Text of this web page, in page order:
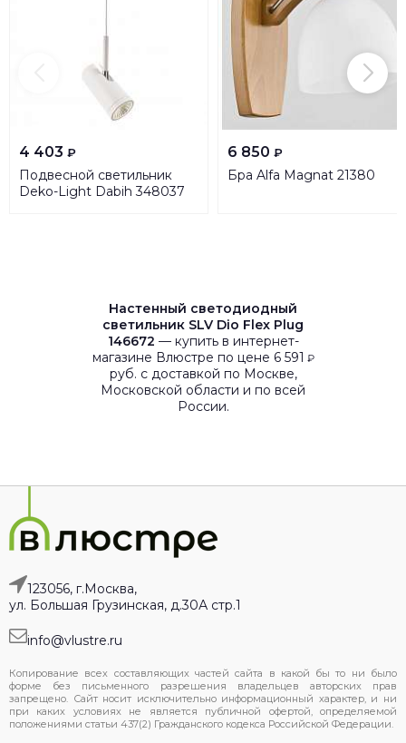
4 403 ₽
Подвесной светильник
Deko-Light Dabih 348037
6 850 ₽
Бра Alfa Magnat 21380
Настенный светодиодный
светильник SLV Dio Flex Plug
146672 — купить в интернет-
магазине Влюстре по цене 6 591 ₽
руб. с доставкой по Москве,
Московской области и по всей
России.
123056, г.Москва,
ул. Большая Грузинская, д.30А стр.1
info@vlustre.ru
Копирование всех составляющих частей сайта в какой бы то ни было
форме без письменного разрешения владельцев авторских прав
запрещено. Сайт носит исключительно информационный характер, и ни
при каких условиях не является публичной офертой, определяемой
положениями статьи 437(2) Гражданского кодекса Российской Федерации.